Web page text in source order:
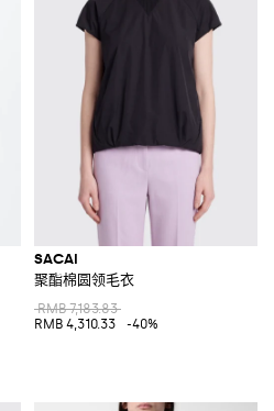
SACAI
聚酯棉圆领毛衣
RMB 7,183.83
RMB 4,310.33
-40%